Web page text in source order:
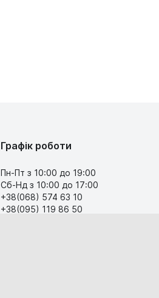
Графік роботи
Пн-Пт з 10:00 до 19:00
Сб-Нд з 10:00 до 17:00
+38(068) 574 63 10
+38(095) 119 86 50